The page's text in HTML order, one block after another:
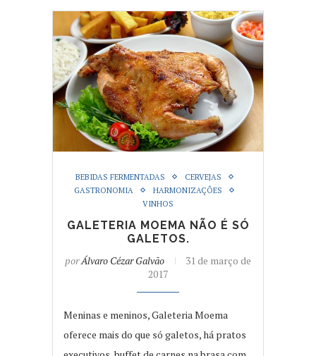
BEBIDAS FERMENTADAS
CERVEJAS
GASTRONOMIA
HARMONIZAÇÕES
VINHOS
GALETERIA MOEMA NÃO É SÓ
GALETOS.
porÁlvaro Cézar Galvão
31 de março de
2017
Meninas e meninos, Galeteria Moema
oferece mais do que só galetos, há pratos